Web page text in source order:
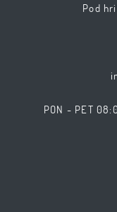
Pod
PON - PET